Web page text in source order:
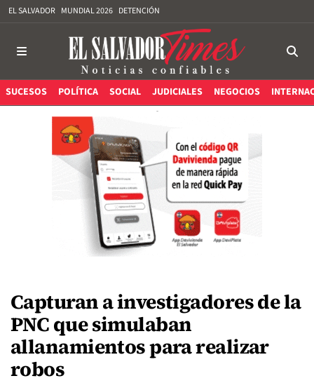
EL SALVADOR MUNDIAL 2026 DETENCIÓN
SUCESOS POLÍTICA SOCIAL JUDICIALES NEGOCIOS
Capturan a investigadores de la
PNC que simulaban
allanamientos para realizar
robos